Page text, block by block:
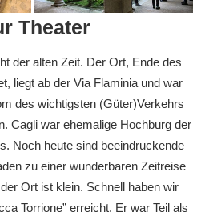
Theater
der alten Zeit. Der Ort, Ende des
liegt ab der Via Flaminia und war
des wichtigsten (Güter)Verkehrs
Cagli war ehemalige Hochburg der
Noch heute sind beeindruckende
zu einer wunderbaren Zeitreise
Ort ist klein. Schnell haben wir
Torrione” erreicht. Er war Teil als